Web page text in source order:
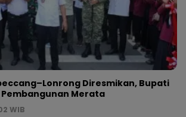
Diresmikan, Bupati
Merata
WIB